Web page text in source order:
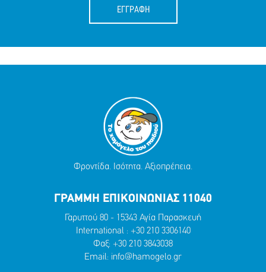
ΕΓΓΡΑΦΗ
Φροντίδα. Ισότητα. Αξιοπρέπεια.
ΓΡΑΜΜΗ ΕΠΙΚΟΙΝΩΝΙΑΣ 11040
Γαρυττού 80 - 15343 Αγία Παρασκευή
International : +30 210 3306140
Φαξ: +30 210 3843038
Email: info@hamogelo.gr